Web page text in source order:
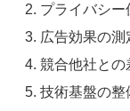
プライバシー
広告効果の
競合他社との
技術基盤の整